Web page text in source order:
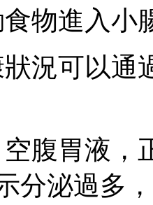
物進入小
可以通
胃液，正
分泌過多